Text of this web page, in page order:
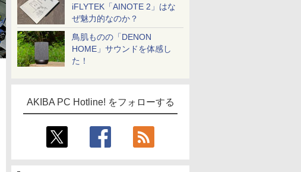
iFLYTEK「AINOTE 2」はな
ぜ魅力的なのか？
鳥肌ものの「DENON
HOME」サウンドを体感し
た！
AKIBA PC Hotline! をフォローする